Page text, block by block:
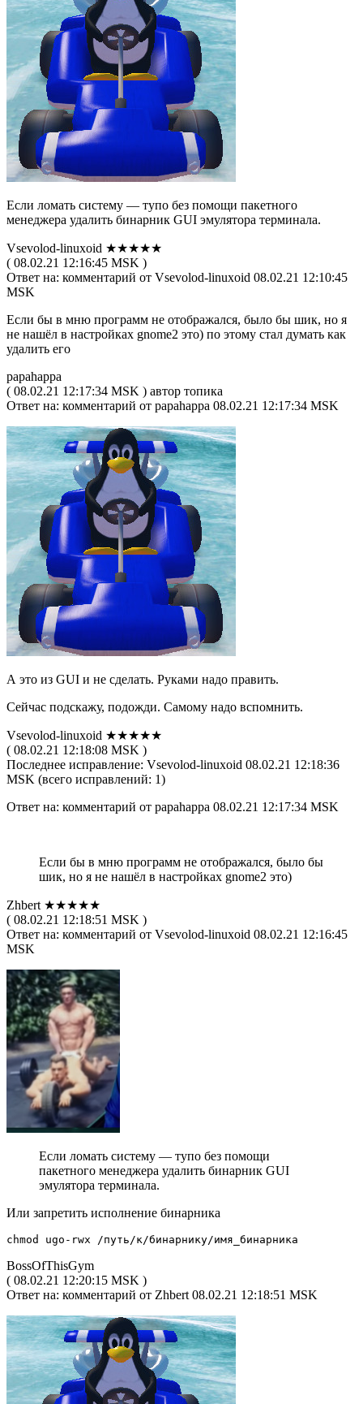
Если ломать систему — тупо без помощи пакетного
менеджера удалить бинарник GUI эмулятора терминала.
Vsevolod-linuxoid ★★★★★
( 08.02.21 12:16:45 MSK )
Ответ на: комментарий от Vsevolod-linuxoid 08.02.21 12:10:45
MSK
Если бы в мню программ не отображался, было бы шик, но я
не нашёл в настройках gnome2 это) по этому стал думать как
удалить его
papahappa
( 08.02.21 12:17:34 MSK ) автор топика
Ответ на: комментарий от papahappa 08.02.21 12:17:34 MSK
А это из GUI и не сделать. Руками надо править.
Сейчас подскажу, подожди. Самому надо вспомнить.
Vsevolod-linuxoid ★★★★★
( 08.02.21 12:18:08 MSK )
Последнее исправление: Vsevolod-linuxoid 08.02.21 12:18:36
MSK (всего исправлений: 1)
Ответ на: комментарий от papahappa 08.02.21 12:17:34 MSK
Если бы в мню программ не отображался, было бы
шик, но я не нашёл в настройках gnome2 это)
Zhbert ★★★★★
( 08.02.21 12:18:51 MSK )
Ответ на: комментарий от Vsevolod-linuxoid 08.02.21 12:16:45
MSK
Если ломать систему — тупо без помощи
пакетного менеджера удалить бинарник GUI
эмулятора терминала.
Или запретить исполнение бинарника
chmod ugo-rwx /путь/к/бинарнику/имя_бинарника
BossOfThisGym
( 08.02.21 12:20:15 MSK )
Ответ на: комментарий от Zhbert 08.02.21 12:18:51 MSK